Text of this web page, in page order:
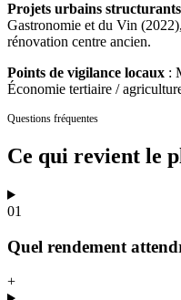
Projets urbains structurants
Gastronomie et du Vin
rénovation centre ancien.
Points de vigilance locaux :
Économie tertiaire /
Questions fréquentes
Ce qui revient le
01
Quel rendement
+